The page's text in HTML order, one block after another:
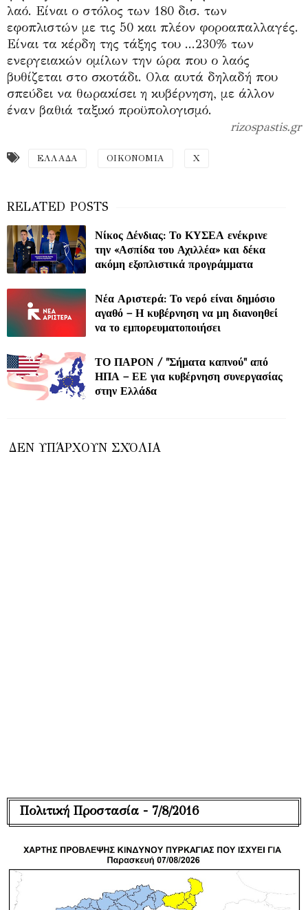
λαό. Είναι ο στόλος των 180 δισ. των
εφοπλιστών με τις 50 και πλέον φοροαπαλλαγές.
Είναι τα κέρδη της τάξης του ...230% των
ενεργειακών ομίλων την ώρα που ο λαός
βυθίζεται στο σκοτάδι. Ολα αυτά δηλαδή που
σπεύδει να θωρακίσει η κυβέρνηση, με άλλον
έναν βαθιά ταξικό προϋπολογισμό.
rizospastis.gr
ΕΛΛΑΔΑ ΟΙΚΟΝΟΜΙΑ Χ
Νίκος Δένδιας: Το ΚΥΣΕΑ ενέκρινε
την «Ασπίδα του Αχιλλέα» και δέκα
ακόμη εξοπλιστικά προγράμματα
Νέα Αριστερά: Το νερό είναι δημόσιο
αγαθό – Η κυβέρνηση να μη διανοηθεί
να το εμπορευματοποιήσει
ΤΟ ΠΑΡΟΝ / "Σήματα καπνού" από
ΗΠΑ – ΕΕ για κυβέρνηση συνεργασίας
στην Ελλάδα
ΔΕΝ ΥΠΆΡΧΟΥΝ ΣΧΌΛΙΑ
Πολιτική Προστασία - 7/8/2016